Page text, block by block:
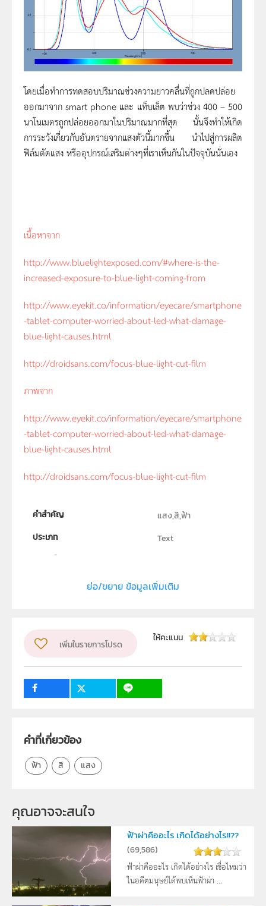
โดยเมื่อทำการทดสอบปริมาณช่วงความยาวคลื่นที่ถูกปลดปล่อย
ออกมาจาก smart phone และ แท็บเล็ต พบว่าช่วง 400 – 500
นาโนเมตรถูกปล่อยออกมาในปริมาณมากที่สุด นั้นจึงทำให้เกิด
การระวังเกี่ยวกับอันตรายจากแสงตัวนี้มากขึ้น นำไปสู่การผลิต
ฟิล์มตัดแสง หรืออุปกรณ์เสริมต่างๆที่เราเห็นกันในปัจจุบันนั่นเอง
เนื้อหาจาก
http://www.bluelightexposed.com/#where-is-the-
increased-exposure-to-blue-light-coming-from
http://www.eyekit.co/information/eyecare/smartphone
-tablet-computer-worried-about-led-what-damage-
blue-light-causes.html
http://droidsans.com/focus-blue-light-cut-film
ภาพจาก
http://www.eyekit.co/information/eyecare/smartphone
-tablet-computer-worried-about-led-what-damage-
blue-light-causes.html
http://droidsans.com/focus-blue-light-cut-film
คำสำคัญ
แสง,สี,ฟ้า
ประเภท
Text
ระดับชั้น
ม.4, ม.5, ม.6
กลุ่มเป้าหมาย
ครู, นักเรียน, บุคคลทั่วไป
ย่อ/ขยาย ข้อมูลเพิ่มเติม
เพิ่มในรายการโปรด
ให้คะแนน
คำที่เกี่ยวข้อง
ฟ้า สี แสง
คุณอาจจะสนใจ
ฟ้าผ่าคืออะไร เกิดได้อย่างไร!!??
(69,586)
ฟ้าผ่าคืออะไร เกิดได้อย่างไร เชื่อไหมว่า
ในอดีตมนุษย์ได้พบเห็นฟ้าผ่า ...